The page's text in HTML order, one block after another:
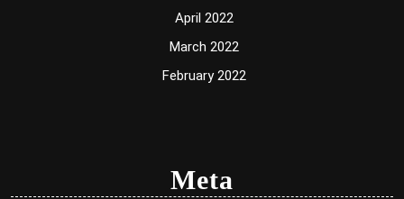
April 2022
March 2022
February 2022
Meta